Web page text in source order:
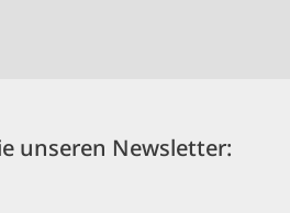
unseren Newsletter: